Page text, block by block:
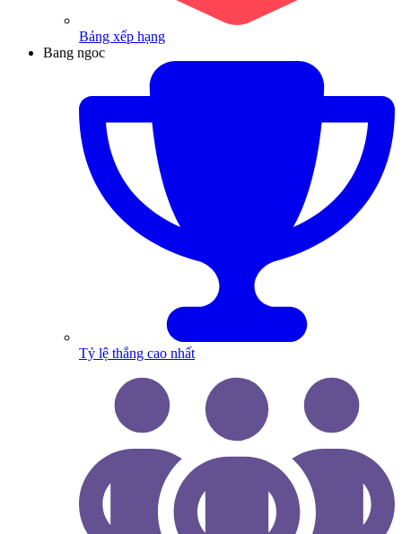
Bảng xếp hạng
Bang ngoc
Tỷ lệ thắng cao nhất